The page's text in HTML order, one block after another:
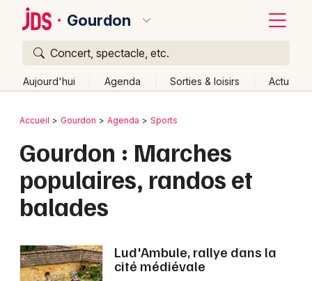
Gourdon
Concert, spectacle, etc.
Aujourd'hui Agenda Sorties & loisirs Actu
Publier un événement
Grands événements
Manifestations
Bordeaux
Colmar
Lille
Marseille
Retour
Accueil Gourdon Agenda Sports
Gourdon : Marches
populaires, randos et
balades
Lud'Ambule, rallye dans la
cité médiévale
Quoi ?
Où ?
Partout
Près de moi Changer de lieu
Quand ?
Effacer les dates
Aujourd'hui
Demain